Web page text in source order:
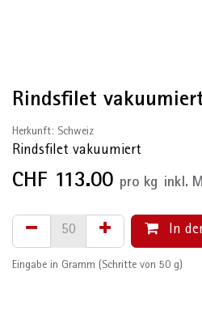
Rindsfilet
Herkunft: Schweiz
Rindsfilet vakuumiert
CHF 113.00 pro kg inkl.
In
Eingabe in Gramm (Schritte von 50 g)